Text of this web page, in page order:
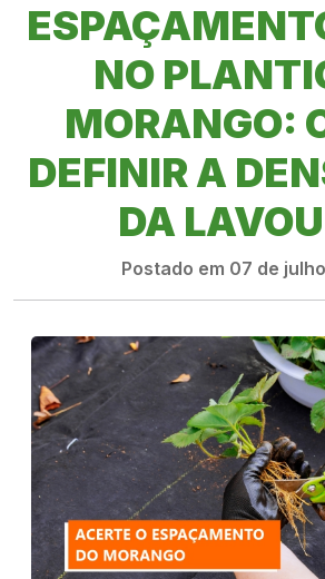
PRODUTOS
RIGRANTEC
NO
MORANGO:
DEFINIR A
DA
Postado em 07 de